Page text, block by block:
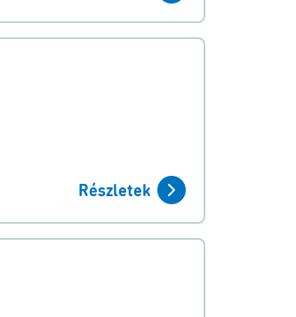
Részletek